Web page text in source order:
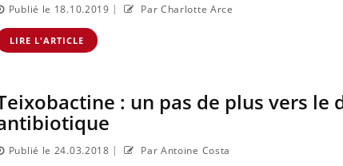
Publié le 18.10.2019 | Par Charlotte Arce
LIRE L'ARTICLE
: un pas de plus vers
Publié le 24.03.2018 | Par Antoine Costa
dengue,
: que se passe-t-
sud de la France ?
GLP-1
ils aussi les os ?
VIH : la fin du comprimé
tous les jours se profile-t-